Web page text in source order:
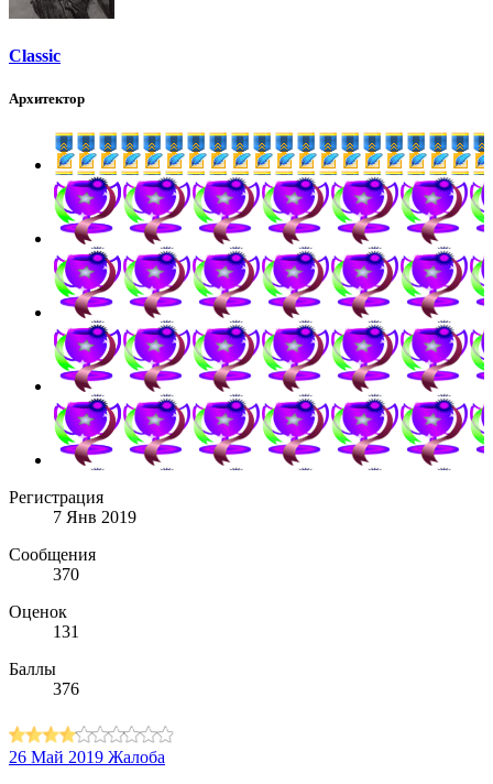
Classic
Архитектор
Регистрация
7 Янв 2019
Сообщения
370
Оценок
131
Баллы
376
26 Май 2019 Жалоба